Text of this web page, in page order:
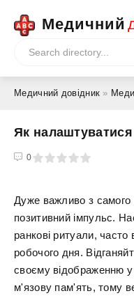
Медичний
Медичний довідник »
Як
0
5
Дуже важливо з самого
позитивний імпульс.
ранкові ритуали, часто
робочого дня.
своєму відображенню
м'язову пам'ять, тому